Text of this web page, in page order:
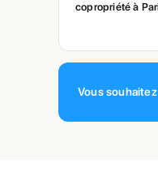
copropriété à
Vous